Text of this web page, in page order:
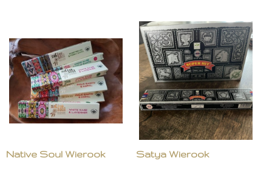
Native Soul Wierook Satya Wierook